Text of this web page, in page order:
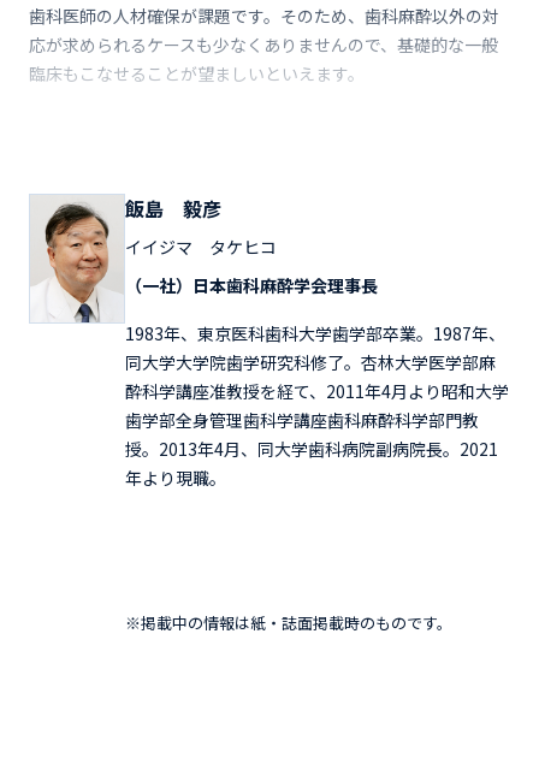
歯科医師の人材確保が課題です。そのため、歯科麻酔以外の対
応が求められるケースも少なくありませんので、基礎的な一般
臨床もこなせることが望ましいといえます。
飯島 毅彦
イイジマ タケヒコ
（一社）日本歯科麻酔学会理事長
1983年、東京医科歯科大学歯学部卒業。1987年、
同大学大学院歯学研究科修了。杏林大学医学部麻
酔科学講座准教授を経て、2011年4月より昭和大学
歯学部全身管理歯科学講座歯科麻酔科学部門教
授。2013年4月、同大学歯科病院副病院長。2021
年より現職。
※掲載中の情報は紙・誌面掲載時のものです。